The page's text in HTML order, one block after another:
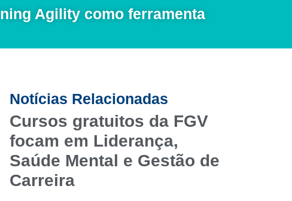
Agility como ferramenta
Notícias Relacionadas
Cursos gratuitos da FGV
focam em Liderança,
Saúde Mental e Gestão de
Carreira